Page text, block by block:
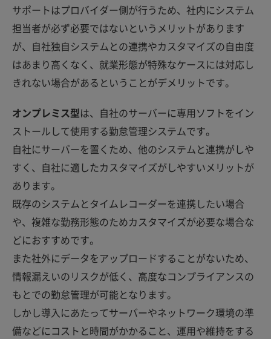
サポートはプロバイダー側が行うため、社内にシステム
担当者が必ず必要ではないというメリットがあります
が、自社独自システムとの連携やカスタマイズの自由度
はあまり高くなく、就業形態が特殊なケースには対応し
きれない場合があるということがデメリットです。
オンプレミス型は、自社のサーバーに専用ソフトをイン
ストールして使用する勤怠管理システムです。
自社にサーバーを置くため、他のシステムと連携がしや
すく、自社に適したカスタマイズがしやすいメリットが
あります。
既存のシステムとタイムレコーダーを連携したい場合
や、複雑な勤務形態のためカスタマイズが必要な場合な
どにおすすめです。
また社外にデータをアップロードすることがないため、
情報漏えいのリスクが低く、高度なコンプライアンスの
もとでの勤怠管理が可能となります。
しかし導入にあたってサーバーやネットワーク環境の準
備などにコストと時間がかかること、運用や維持をする